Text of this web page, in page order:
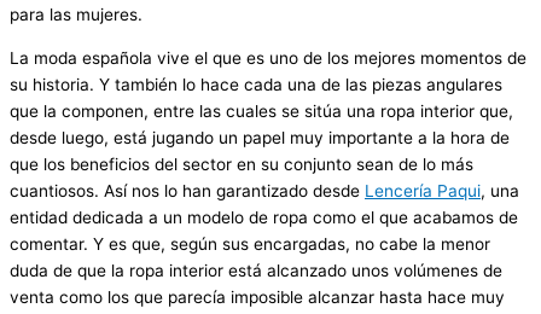
para las mujeres.
La moda española vive el que es uno de los mejores momentos de
su historia. Y también lo hace cada una de las piezas angulares
que la componen, entre las cuales se sitúa una ropa interior que,
desde luego, está jugando un papel muy importante a la hora de
que los beneficios del sector en su conjunto sean de lo más
cuantiosos. Así nos lo han garantizado desde Lencería Paqui, una
entidad dedicada a un modelo de ropa como el que acabamos de
comentar. Y es que, según sus encargadas, no cabe la menor
duda de que la ropa interior está alcanzado unos volúmenes de
venta como los que parecía imposible alcanzar hasta hace muy